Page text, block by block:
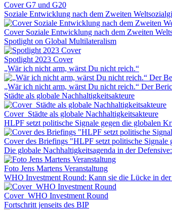
Cover G7 und G20
Soziale Entwicklung nach dem Zweiten
Cover Soziale Entwicklung nach dem Zweiten
Spotlight on Global Multilateralism
Spotlight 2023 Cover
„Wär ich nicht arm, wärst Du nicht reich.“
„Wär ich nicht arm, wärst Du nicht reich.“ Der
Städte als globale Nachhaltigkeitsakteure
Cover_Städte als globale Nachhaltigkeitsakteure
HLPF setzt politische Signale gegen die globalen
Cover des Briefings "HLPF setzt politische Signale
Die globale Nachhaltigkeitsagenda in der
Foto Jens Martens Veranstaltung
WHO Investment Round: Kann sie die Lücke in
Cover_WHO Investment Round
Fortschritt jenseits des BIP